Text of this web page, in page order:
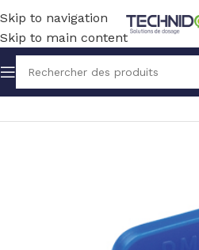
Skip to navigation
Skip to main content
Accueil TUYAUX ET RACCORDS